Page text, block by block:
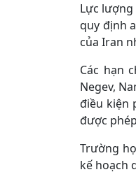
Lực
quy định
của Iran
Các hạn
Negev,
điều kiện
được
Trường
kế hoạch